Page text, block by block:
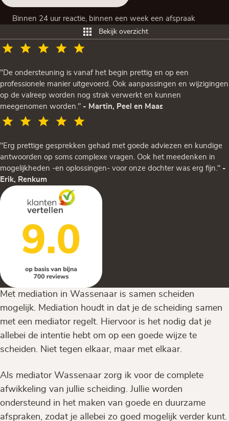
Binnen 24 uur reactie, binnen een week een afspraak
Bekijk overzicht
"De ondersteuning is vanaf het begin prettig en op een
professionele manier uitgevoerd. Ook aanpassingen en wijzigingen
op de valreep worden nog strak verwerkt en kunnen
meegenomen worden." - Martin, Peel en Maas
"Erg prettige gesprekken gehad met goede adviezen en kundige
antwoorden op soms complexe vragen. Ook het meedenken in
mogelijkheden -en oplossingen- voor onze dochter was erg fijn." -
Erik, Renkum
Met mediation in Wassenaar is samen scheiden
mogelijk. Mediation houdt in dat je de scheiding samen
met een mediator regelt. Hiervoor is het nodig dat je
allebei de intentie hebt om op een goede wijze te
scheiden. Niet tegen elkaar, maar met elkaar.
Als mediator Wassenaar zorg ik voor de complete
afwikkeling van jullie scheiding. Jullie worden
ondersteund in het maken van goede en duurzame
afspraken, zodat je allebei zo goed mogelijk verder kunt.